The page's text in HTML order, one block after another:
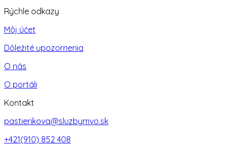
Rýchle odkazy
Môj účet
Dôležité upozornenia
O nás
O portáli
Kontakt
pastierikova@sluzbymvo.sk
+421(910) 852 408